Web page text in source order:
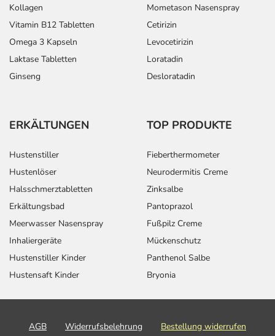
Kollagen
Vitamin B12 Tabletten
Omega 3 Kapseln
Laktase Tabletten
Ginseng
Mometason Nasenspray
Cetirizin
Levocetirizin
Loratadin
Desloratadin
ERKÄLTUNGEN
Hustenstiller
Hustenlöser
Halsschmerztabletten
Erkältungsbad
Meerwasser Nasenspray
Inhaliergeräte
Hustenstiller Kinder
Hustensaft Kinder
TOP PRODUKTE
Fieberthermometer
Neurodermitis Creme
Zinksalbe
Pantoprazol
Fußpilz Creme
Mückenschutz
Panthenol Salbe
Bryonia
AGB Widerrufsbelehrung
Bestellung widerrufen